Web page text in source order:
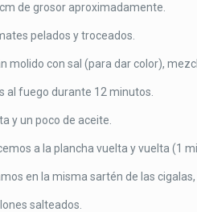
de grosor aproximadamente.
pelados y troceados.
molido con sal (para dar color),
al fuego durante 12 minutos.
y un poco de aceite.
a la plancha vuelta y vuelta (1
en la misma sartén de las cigalas,
salteados.